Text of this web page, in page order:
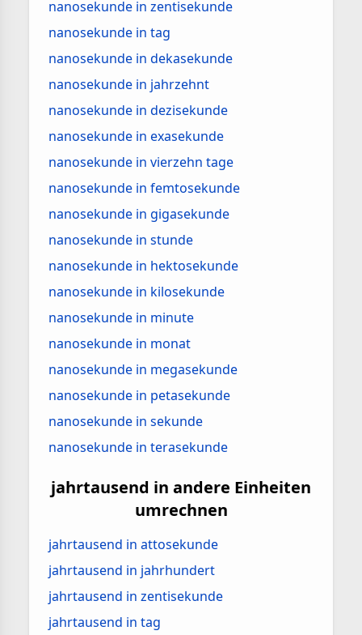
nanosekunde in zentisekunde
nanosekunde in tag
nanosekunde in dekasekunde
nanosekunde in jahrzehnt
nanosekunde in dezisekunde
nanosekunde in exasekunde
nanosekunde in vierzehn tage
nanosekunde in femtosekunde
nanosekunde in gigasekunde
nanosekunde in stunde
nanosekunde in hektosekunde
nanosekunde in kilosekunde
nanosekunde in minute
nanosekunde in monat
nanosekunde in megasekunde
nanosekunde in petasekunde
nanosekunde in sekunde
nanosekunde in terasekunde
jahrtausend in andere Einheiten
umrechnen
jahrtausend in attosekunde
jahrtausend in jahrhundert
jahrtausend in zentisekunde
jahrtausend in tag